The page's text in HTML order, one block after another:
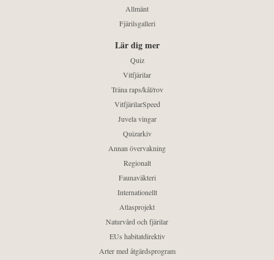
Allmänt
Fjärilsgalleri
Lär dig mer
Quiz
Vitfjärilar
Träna raps/kål/rov
VitfjärilarSpeed
Juvela vingar
Quizarkiv
Annan övervakning
Regionalt
Faunaväkteri
Internationellt
Atlasprojekt
Naturvård och fjärilar
EUs habitatdirektiv
Arter med åtgärdsprogram